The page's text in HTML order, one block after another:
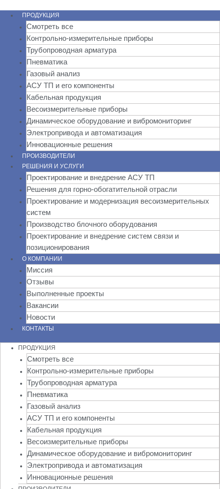
ПРОДУКЦИЯ
Смотреть все
Контрольно-измерительные приборы
Трубопроводная арматура
Пневматика
Газовый анализ
АСУ ТП и его компоненты
Кабельная продукция
Весоизмерительные приборы
Динамическое оборудование и вибромониторинг
Электропривода и автоматизация
Инновационные решения
ПРОИЗВОДИТЕЛИ
РЕШЕНИЯ И УСЛУГИ
Проектирование и внедрение АСУ ТП
Решения для горно-обогатительной отрасли
Проектирование и модернизация весоизмерительных
систем
Производство блочного оборудования
Проектирование и внедрение систем связи и
позиционирования
О КОМПАНИИ
Миссия
Отзывы
Выполненные проекты
Вакансии
Новости
КОНТАКТЫ
ПРОДУКЦИЯ
Смотреть все
Контрольно-измерительные приборы
Трубопроводная арматура
Пневматика
Газовый анализ
АСУ ТП и его компоненты
Кабельная продукция
Весоизмерительные приборы
Динамическое оборудование и вибромониторинг
Электропривода и автоматизация
Инновационные решения